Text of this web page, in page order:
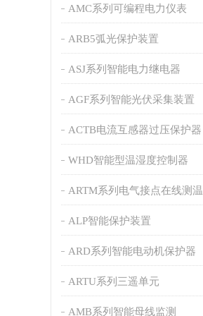
AMC系列可编程电力仪表
ARB5弧光保护装置
ASJ系列智能电力继电器
AGF系列智能光伏采集装置
ACTB电流互感器过压保护器
WHD智能型温湿度控制器
ARTM系列电气接点在线测温
ALP智能保护装置
ARD系列智能电动机保护器
ARTU系列三遥单元
AMB系列智能母线监测